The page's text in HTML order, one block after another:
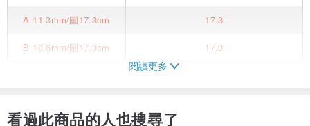
A 11.3mm/圍17.3cm 17.3
B 10.6mm/圍17.3cm 17.3
影 片 連 結 在 下 面 可 以 點 開 來 觀 看
閱讀更多
看過此商品的人也搜尋了